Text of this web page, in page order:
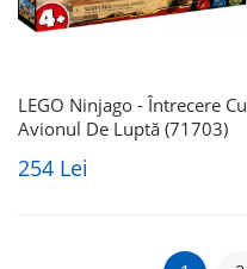
LEGO Ninjago - Întrecere Cu
Avionul De Luptă (71703)
254 Lei